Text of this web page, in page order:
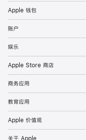
Apple 钱包
账户
娱乐
Apple Store 商店
商务应用
教育应用
Apple 价值观
关于 Apple